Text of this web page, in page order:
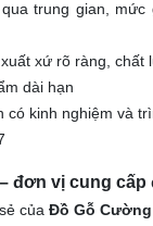
trung gian, mức
xứ rõ ràng, chất
dài hạn
có kinh nghiệm và
đơn vị cung cấp
của Đồ Gỗ